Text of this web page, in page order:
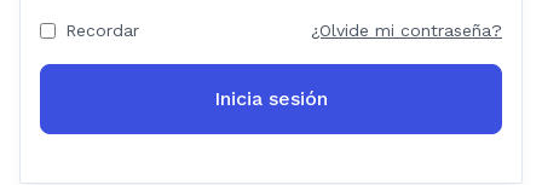
Recordar ¿Olvide mi contraseña?